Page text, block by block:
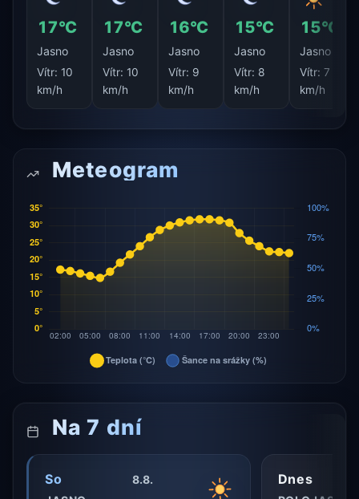
17°C
Jasno
Vítr: 10
km/h
17°C
Jasno
Vítr: 10
km/h
16°C
Jasno
Vítr: 9
km/h
15°C
Jasno
Vítr: 8
km/h
15°C
Jasno
Vítr: 7
km/h
Meteogram
Na 7 dní
So
8.8.
Dnes